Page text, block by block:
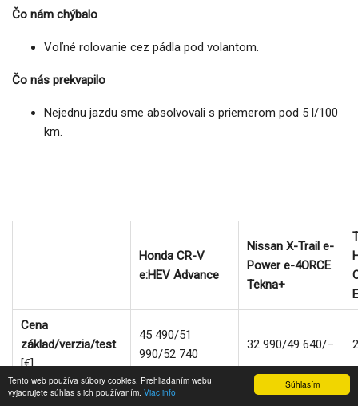
Súhlasím
Tento web používa súbory cookies. Prehliadaním webu
vyjadrujete súhlas s ich používaním. Viac info
Čo nám chýbalo
Voľné rolovanie cez pádla pod volantom.
Čo nás prekvapilo
Nejednu jazdu sme absolvovali s priemerom pod 5 l/100
km.
Honda CR-V
e:HEV Advance
Nissan X-Trail e-
Power e-4ORCE
Tekna+
Cena
základ/verzia/test
[€]
45 490/51
990/52 740
32 990/49 640/–
3 roky alebo 3 roky alebo